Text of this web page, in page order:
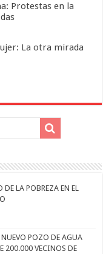
Protestas en la
La otra mirada
LA POBREZA EN EL
POZO DE AGUA
200.000 VECINOS DE